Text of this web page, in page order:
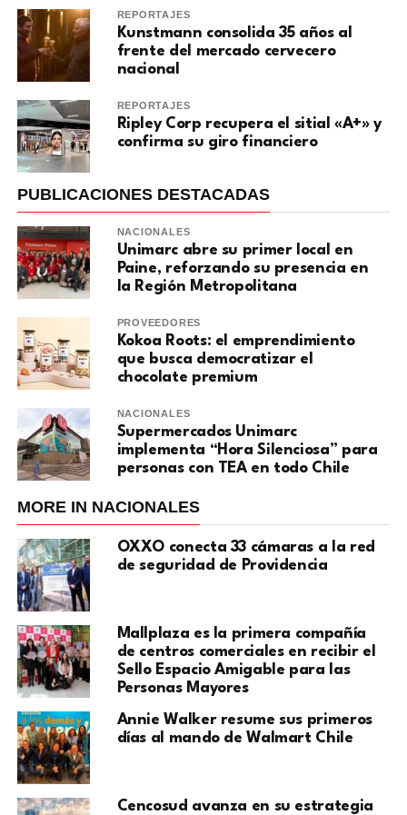
REPORTAJES
Kunstmann consolida 35 años al
frente del mercado cervecero
nacional
REPORTAJES
Ripley Corp recupera el sitial «A+» y
confirma su giro financiero
PUBLICACIONES DESTACADAS
NACIONALES
Unimarc abre su primer local en
Paine, reforzando su presencia en
la Región Metropolitana
PROVEEDORES
Kokoa Roots: el emprendimiento
que busca democratizar el
chocolate premium
NACIONALES
Supermercados Unimarc
implementa “Hora Silenciosa” para
personas con TEA en todo Chile
MORE IN NACIONALES
OXXO conecta 33 cámaras a la red
de seguridad de Providencia
Mallplaza es la primera compañía
de centros comerciales en recibir el
Sello Espacio Amigable para las
Personas Mayores
Annie Walker resume sus primeros
días al mando de Walmart Chile
Cencosud avanza en su estrategia